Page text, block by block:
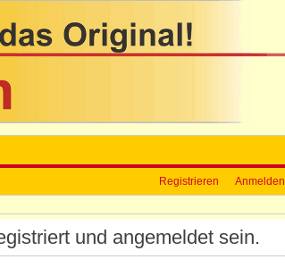
Registrieren Anmelden
und angemeldet sein.